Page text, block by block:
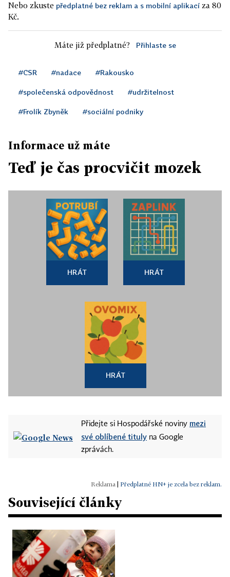
Nebo zkuste předplatné bez reklam a s mobilní aplikací za 80
Kč.
Máte již předplatné? Přihlaste se
#CSR #nadace #Rakousko
#společenská odpovědnost #udržitelnost
#Frolík Zbyněk #sociální podniky
Informace už máte
Teď je čas procvičit mozek
HRÁT HRÁT
HRÁT
Přidejte si Hospodářské noviny mezi
své oblíbené tituly na Google
zprávách.
Předplatné HN+ je zcela bez reklam.
Související články